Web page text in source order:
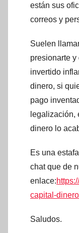
están sus
correos y
Suelen
presionarte
invertido
dinero, si
pago
legalización,
dinero lo
Es una
chat que de
enlace:
capital-
Saludos.